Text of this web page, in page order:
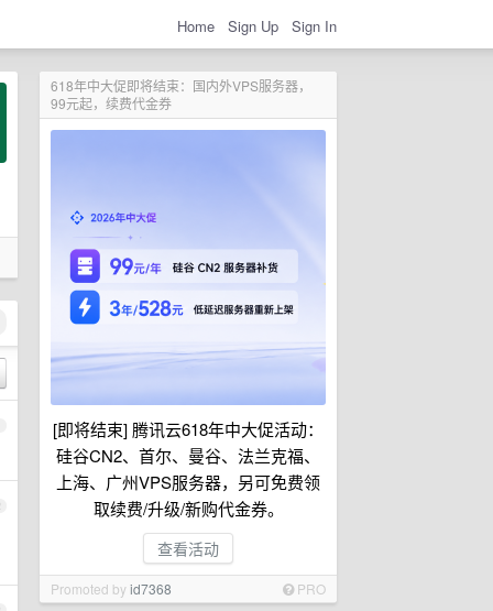
Home Sign Up Sign In
618年中大促即将结束：国内外VPS服务器，
99元起，续费代金券
[即将结束] 腾讯云618年中大促活动：
硅谷CN2、首尔、曼谷、法兰克福、
上海、广州VPS服务器，另可免费领
取续费/升级/新购代金券。
查看活动
Promoted byid7368 PRO